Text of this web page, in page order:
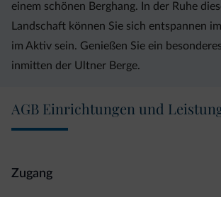
einem schönen Berghang. In der Ruhe
Landschaft können Sie sich entspannen
im Aktiv sein. Genießen Sie ein
inmitten der Ultner Berge.
AGB Einrichtungen und
Zugang